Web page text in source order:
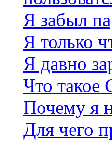
Я забыл
Я только
Я давно
Что такое
Почему я
Для чего